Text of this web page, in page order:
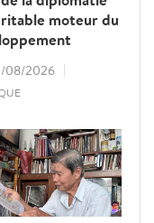
moteur du
08/2026